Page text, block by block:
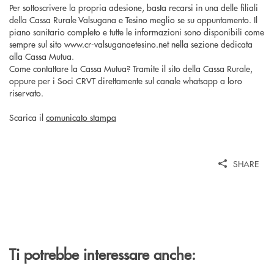
Per sottoscrivere la propria adesione, basta recarsi in una delle filiali
della Cassa Rurale Valsugana e Tesino meglio se su appuntamento. Il
piano sanitario completo e tutte le informazioni sono disponibili come
sempre sul sito www.cr-valsuganaetesino.net nella sezione dedicata
alla Cassa Mutua.
Come contattare la Cassa Mutua? Tramite il sito della Cassa Rurale,
oppure per i Soci CRVT direttamente sul canale whatsapp a loro
riservato.
Scarica il comunicato stampa
SHARE
Ti potrebbe interessare anche: